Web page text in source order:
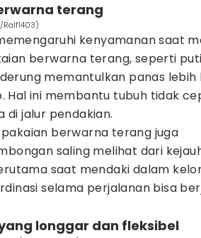
terang
kenyamanan saat
berwarna terang, seperti
memantulkan panas lebih
Hal ini membantu tubuh tidak
di jalur pendakian.
berwarna terang juga
saling melihat dari
saat mendaki dalam
selama perjalanan bisa
longgar dan fleksibel